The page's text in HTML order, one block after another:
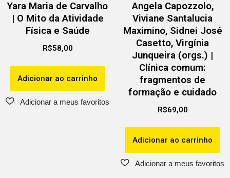
Yara Maria de Carvalho
| O Mito da Atividade
Física e Saúde
R$58,00
Adicionar ao carrinho
Angela Capozzolo,
Viviane Santalucia
Maximino, Sidnei José
Casetto, Virgínia
Junqueira (orgs.) |
Clínica comum:
fragmentos de
formação e cuidado
R$69,00
Adicionar ao carrinho